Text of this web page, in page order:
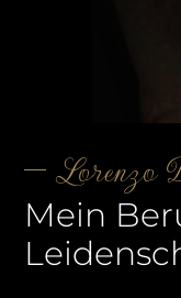
Lorenzo
Mein